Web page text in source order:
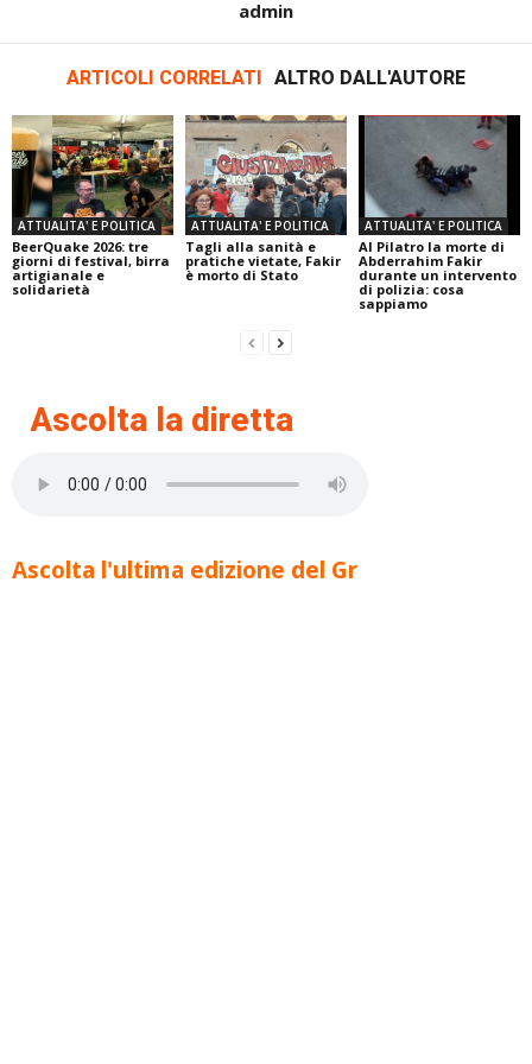
admin
ARTICOLI CORRELATI ALTRO DALL'AUTORE
ATTUALITA' E POLITICA
BeerQuake 2026: tre
giorni di festival, birra
artigianale e
solidarietà
ATTUALITA' E POLITICA
Tagli alla sanità e
pratiche vietate, Fakir
è morto di Stato
ATTUALITA' E POLITICA
Al Pilatro la morte di
Abderrahim Fakir
durante un intervento
di polizia: cosa
sappiamo
Ascolta la diretta
Ascolta l'ultima edizione del Gr